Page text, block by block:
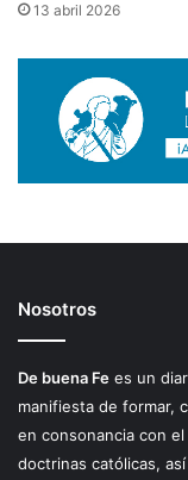
13 abril 2026
Nosotros
De buena Fe es un
manifiesta de formar,
en consonancia con
doctrinas católicas,